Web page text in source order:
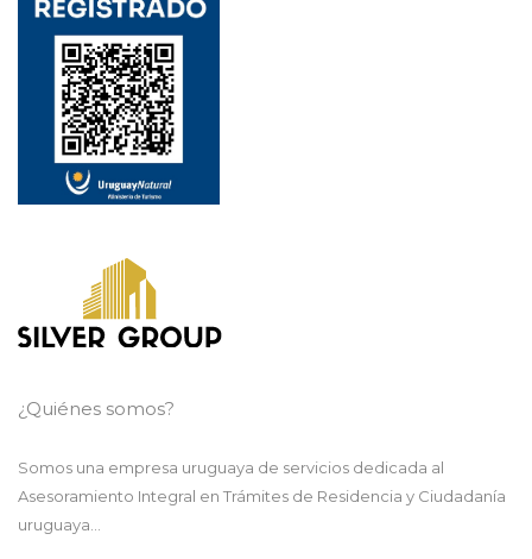
¿Quiénes somos?
Somos una empresa uruguaya de servicios dedicada al
Asesoramiento Integral en Trámites de Residencia y Ciudadanía
uruguaya...